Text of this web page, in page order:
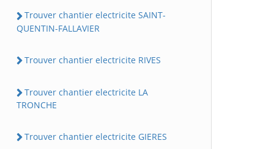
Trouver chantier electricite SAINT-
QUENTIN-FALLAVIER
Trouver chantier electricite RIVES
Trouver chantier electricite LA
TRONCHE
Trouver chantier electricite GIERES